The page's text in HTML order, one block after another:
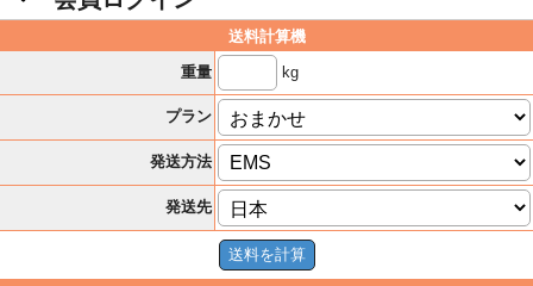
送料計算機
重量
kg
プラン
発送方法
発送先